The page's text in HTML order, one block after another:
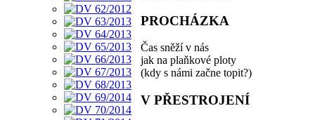
PROCHÁZKA
Čas sněží v nás
jak na plaňkové ploty
(kdy s námi začne topit?)
V PŘESTROJENÍ